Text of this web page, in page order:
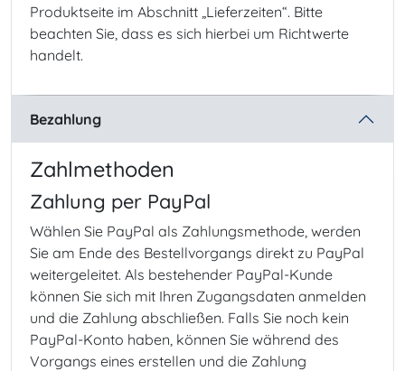
Produktseite im Abschnitt „Lieferzeiten“. Bitte
beachten Sie, dass es sich hierbei um Richtwerte
handelt.
Bezahlung
Zahlmethoden
Zahlung per PayPal
Wählen Sie PayPal als Zahlungsmethode, werden
Sie am Ende des Bestellvorgangs direkt zu PayPal
weitergeleitet. Als bestehender PayPal-Kunde
können Sie sich mit Ihren Zugangsdaten anmelden
und die Zahlung abschließen. Falls Sie noch kein
PayPal-Konto haben, können Sie während des
Vorgangs eines erstellen und die Zahlung